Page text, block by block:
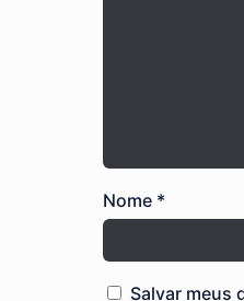
Nome *
Salvar meus